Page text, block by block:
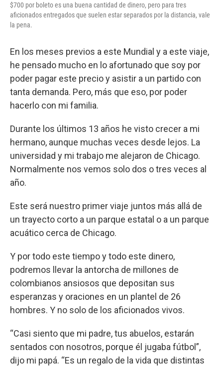
$700 por boleto es una buena cantidad de dinero, pero para tres
aficionados entregados que suelen estar separados por la distancia, vale
la pena.
En los meses previos a este Mundial y a este viaje,
he pensado mucho en lo afortunado que soy por
poder pagar este precio y asistir a un partido con
tanta demanda. Pero, más que eso, por poder
hacerlo con mi familia.
Durante los últimos 13 años he visto crecer a mi
hermano, aunque muchas veces desde lejos. La
universidad y mi trabajo me alejaron de Chicago.
Normalmente nos vemos solo dos o tres veces al
año.
Este será nuestro primer viaje juntos más allá de
un trayecto corto a un parque estatal o a un parque
acuático cerca de Chicago.
Y por todo este tiempo y todo este dinero,
podremos llevar la antorcha de millones de
colombianos ansiosos que depositan sus
esperanzas y oraciones en un plantel de 26
hombres. Y no solo de los aficionados vivos.
“Casi siento que mi padre, tus abuelos, estarán
sentados con nosotros, porque él jugaba fútbol”,
dijo mi papá. “Es un regalo de la vida que distintas